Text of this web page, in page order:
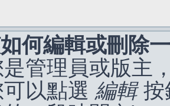
何編輯或刪除
是管理員或版主
以點選 編輯按